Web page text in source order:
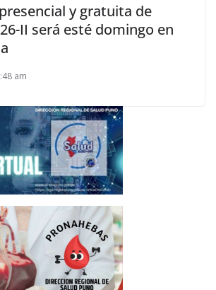
y gratuita de
II será esté domingo en
am